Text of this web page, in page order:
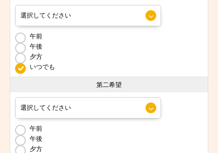
午前
午後
夕方
いつでも
第二希望
午前
午後
夕方